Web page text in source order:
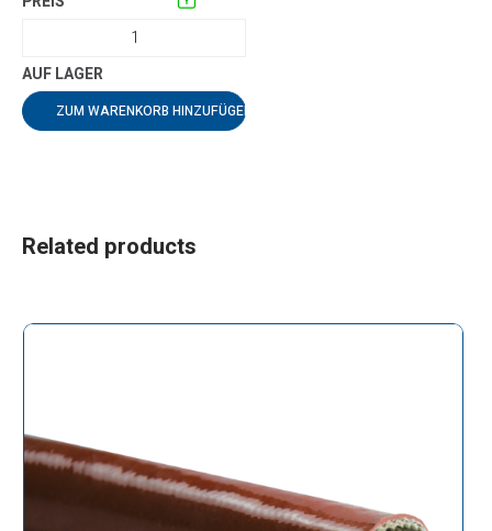
ZUM WARENKORB HINZUFÜGEN
Related products